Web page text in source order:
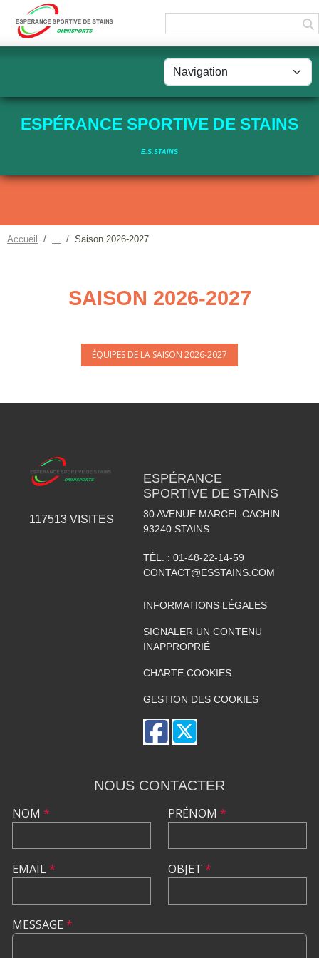
ESPÉRANCE SPORTIVE DE STAINS
E.S.STAINS
Accueil Saison 2026-2027
SAISON 2026-2027
ÉQUIPES DE LA SAISON 2026-2027
117513VISITES
ESPÉRANCE
SPORTIVE DE STAINS
30 AVENUE MARCEL CACHIN
93240 STAINS
TÉL. : 01-48-22-14-59
CONTACT@ESSTAINS.COM
INFORMATIONS LÉGALES
SIGNALER UN CONTENU
INAPPROPRIÉ
CHARTE COOKIES
GESTION DES COOKIES
NOUS CONTACTER
NOM *
EMAIL*
PRÉNOM *
OBJET *
MESSAGE *
Panneau de gestion des cookies